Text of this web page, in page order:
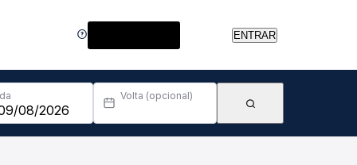
ENTRAR
Volta (opcional)